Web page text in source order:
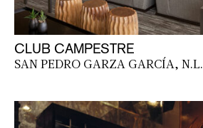
CLUB CAMPESTRE
SAN PEDRO GARZA GARCÍA, N.L.